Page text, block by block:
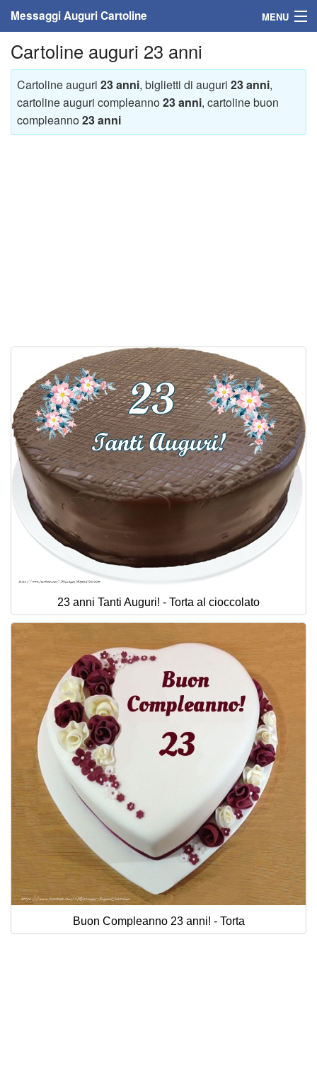
Messaggi Auguri Cartoline MENU
Home
Messaggi
Cartoline
Cartoline musicali
Cartoline animate
Accedi
Cartoline auguri 23 anni
Cartoline auguri 23 anni, biglietti di auguri 23 anni,
cartoline auguri compleanno23 anni, cartoline buon
compleanno23 anni
23 anni Tanti Auguri! - Torta al cioccolato
Buon Compleanno 23 anni! - Torta